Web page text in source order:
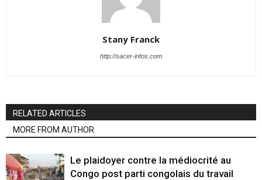
Stany Franck
http://sacer-infos.com
RELATED ARTICLES
MORE FROM AUTHOR
Le plaidoyer contre la médiocrité au
Congo post parti congolais du travail